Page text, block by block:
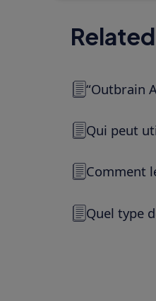
“Outbrain
Qui peut
Comment
Quel type